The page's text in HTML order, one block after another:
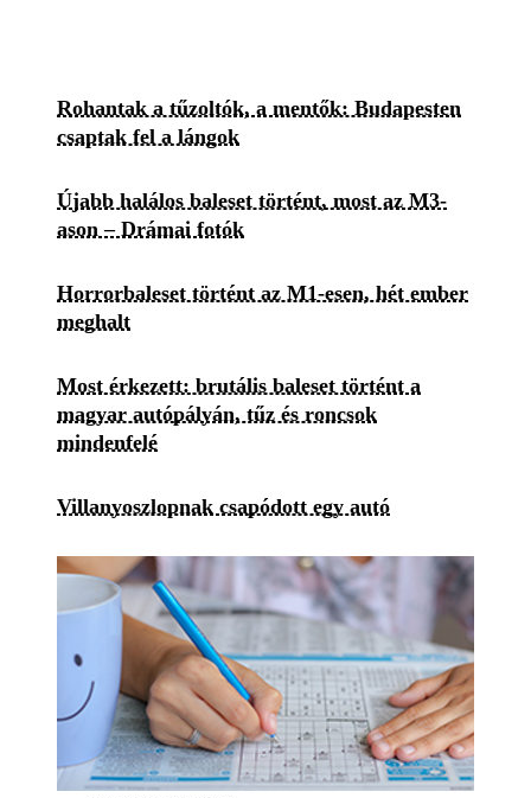
Rohantak a tűzoltók, a mentők: Budapesten
csaptak fel a lángok
Újabb halálos baleset történt, most az M3-
ason – Drámai fotók
Horrorbaleset történt az M1-esen, hét ember
meghalt
Most érkezett: brutális baleset történt a
magyar autópályán, tűz és roncsok
mindenfelé
Villanyoszlopnak csapódott egy autó